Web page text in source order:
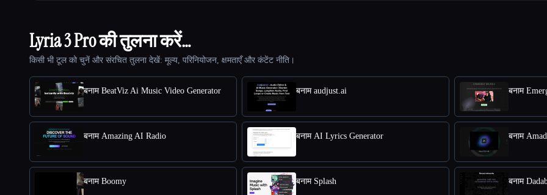
Lyria 3 Pro की तुलना करें…
किसी भी टूल को चुनें और संरचित तुलना देखें: मूल्य, परिनियोजन, क्षमताएँ और कंटेंट नीति।
बनाम BeatViz Ai Music Video Generator बनाम audjust.ai बनाम
बनाम Amazing AI Radio बनाम AI Lyrics Generator बनाम
बनाम Boomy बनाम Splash बनाम